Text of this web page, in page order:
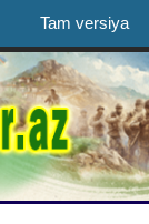
Tam versiya